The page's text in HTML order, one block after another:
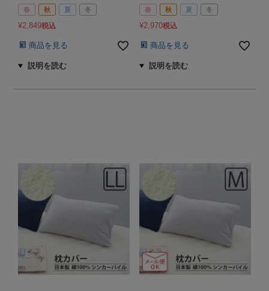
春 秋 夏 冬
¥2,849税込
商品を見る
春 秋 夏 冬
¥2,970税込
商品を見る